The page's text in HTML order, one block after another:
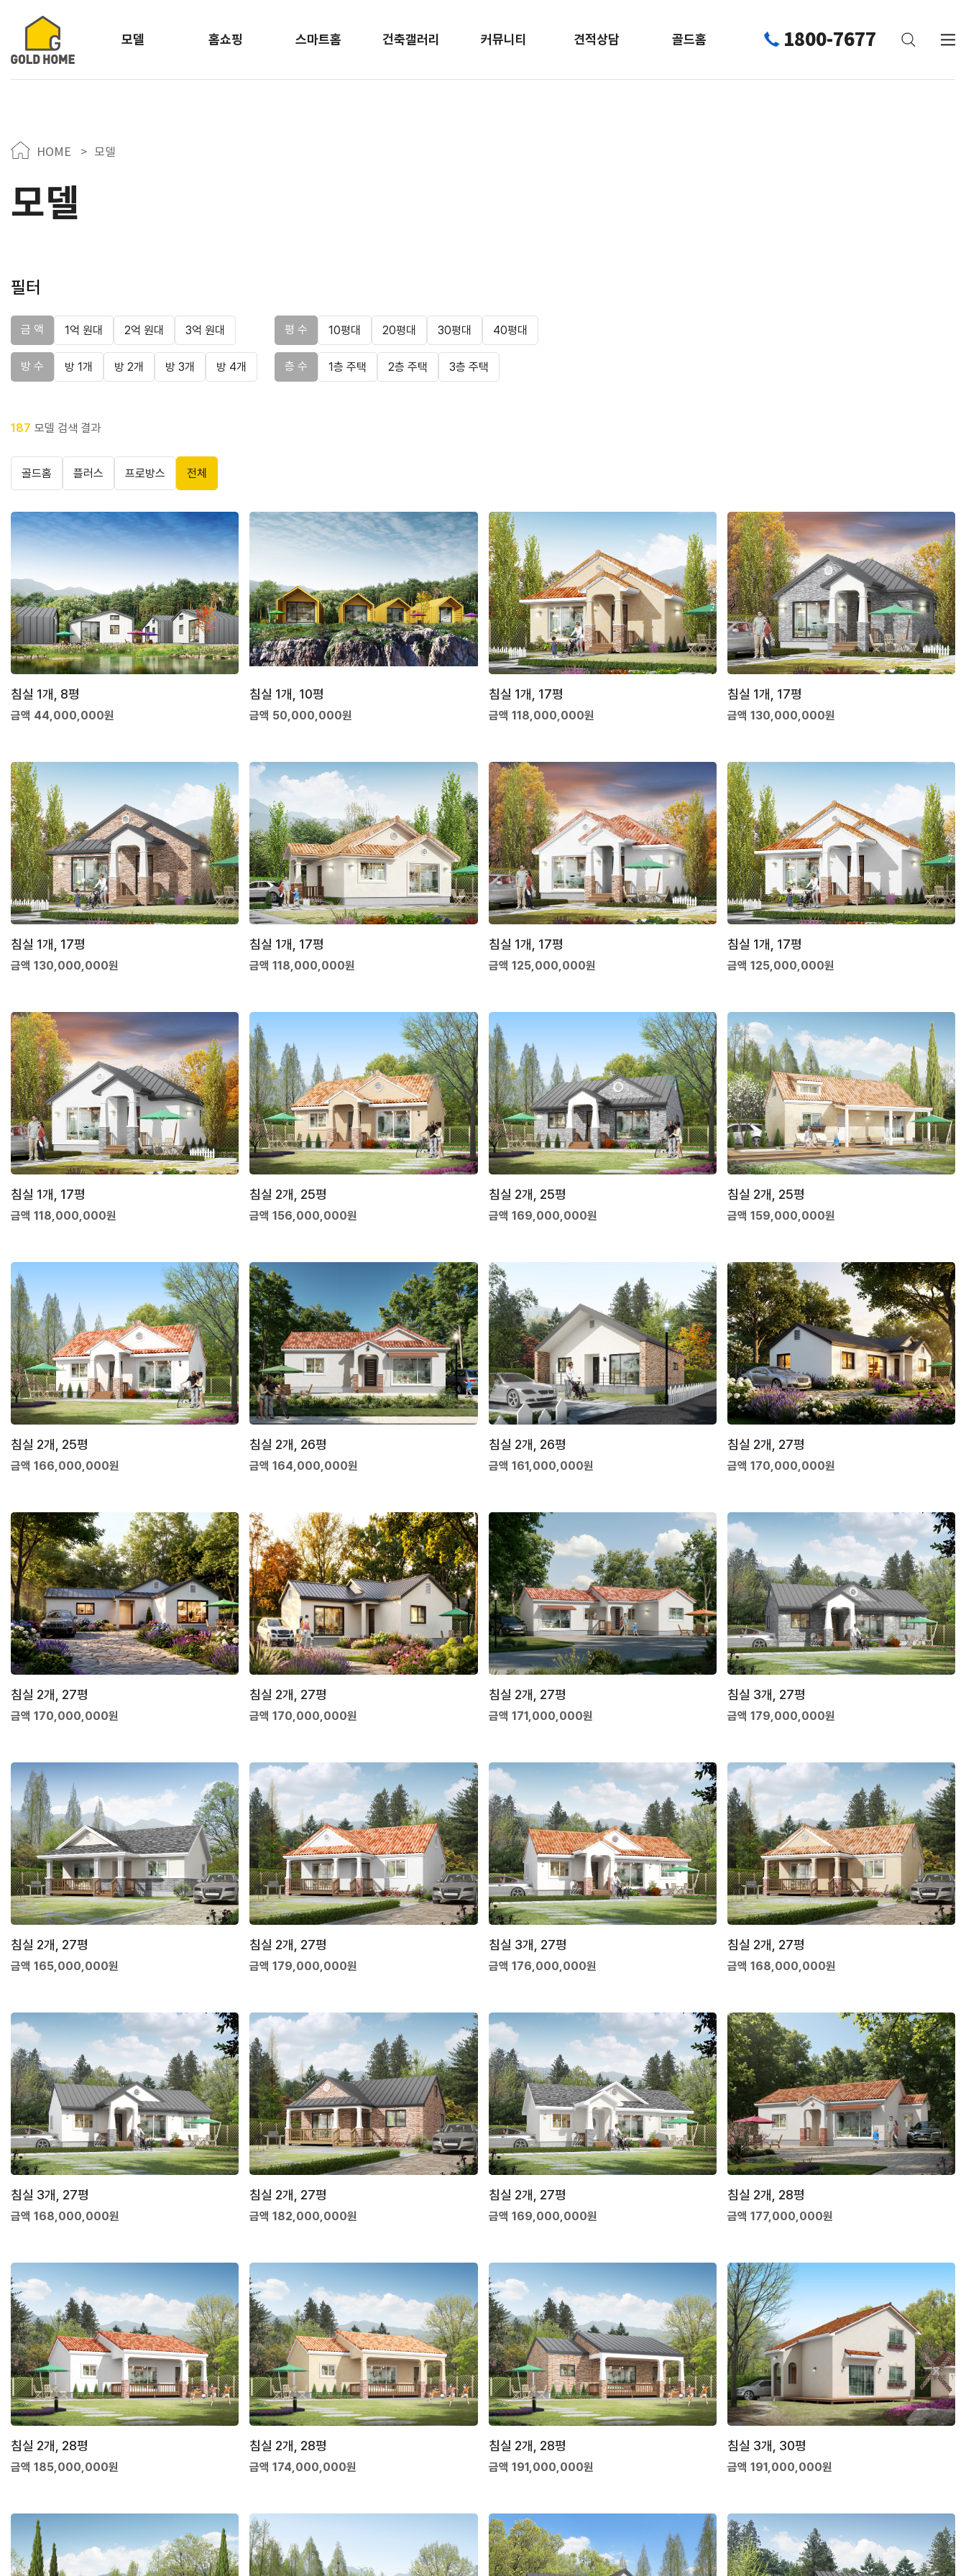
모델 홈쇼핑 스마트홈 건축갤러리 커뮤니티 견적상담 골드홈 1800-7677
HOME > 모델
모델
필터
금 액 1억 원대 2억 원대 3억 원대 평 수 10평대 20평대 30평대 40평대
방 수 방 1개 방 2개 방 3개 방 4개 층 수 1층 주택 2층 주택 3층 주택
187 모델 검색 결과
골드홈 플러스 프로방스 전체
침실 1개, 8평
금액 44,000,000원
침실 1개, 10평
금액 50,000,000원
침실 1개, 17평
금액 118,000,000원
침실 1개, 17평
금액 130,000,000원
침실 1개, 17평
금액 130,000,000원
침실 1개, 17평
금액 118,000,000원
침실 1개, 17평
금액 125,000,000원
침실 1개, 17평
금액 125,000,000원
침실 1개, 17평
금액 118,000,000원
침실 2개, 25평
금액 156,000,000원
침실 2개, 25평
금액 169,000,000원
침실 2개, 25평
금액 159,000,000원
침실 2개, 25평
금액 166,000,000원
침실 2개, 26평
금액 164,000,000원
침실 2개, 26평
금액 161,000,000원
침실 2개, 27평
금액 170,000,000원
침실 2개, 27평
금액 170,000,000원
침실 2개, 27평
금액 170,000,000원
침실 2개, 27평
금액 171,000,000원
침실 3개, 27평
금액 179,000,000원
침실 2개, 27평
금액 165,000,000원
침실 2개, 27평
금액 179,000,000원
침실 3개, 27평
금액 176,000,000원
침실 2개, 27평
금액 168,000,000원
침실 3개, 27평
금액 168,000,000원
침실 2개, 27평
금액 182,000,000원
침실 2개, 27평
금액 169,000,000원
침실 2개, 28평
금액 177,000,000원
침실 2개, 28평
금액 185,000,000원
침실 2개, 28평
금액 174,000,000원
침실 2개, 28평
금액 191,000,000원
침실 3개, 30평
금액 191,000,000원